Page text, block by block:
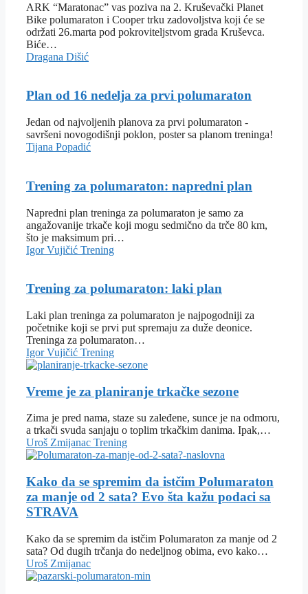
ARK “Maratonac” vas poziva na 2. Kruševački Planet
Bike polumaraton i Cooper trku zadovoljstva koji će se
održati 26.marta pod pokroviteljstvom grada Kruševca.
Biće…
Dragana Dišić
Plan od 16 nedelja za prvi polumaraton
Jedan od najvoljenih planova za prvi polumaraton -
savršeni novogodišnji poklon, poster sa planom treninga!
Tijana Popadić
Trening za polumaraton: napredni plan
Napredni plan treninga za polumaraton je samo za
angažovanije trkače koji mogu sedmično da trče 80 km,
što je maksimum pri…
Igor Vujičić Trening
Trening za polumaraton: laki plan
Laki plan treninga za polumaraton je najpogodniji za
početnike koji se prvi put spremaju za duže deonice.
Treninga za polumaraton…
Igor Vujičić Trening
Vreme je za planiranje trkačke sezone
Zima je pred nama, staze su zaleđene, sunce je na odmoru,
a trkači svuda sanjaju o toplim trkačkim danima. Ipak,…
Uroš Zmijanac Trening
Kako da se spremim da istčim Polumaraton
za manje od 2 sata? Evo šta kažu podaci sa
STRAVA
Kako da se spremim da istčim Polumaraton za manje od 2
sata? Od dugih trčanja do nedeljnog obima, evo kako…
Uroš Zmijanac